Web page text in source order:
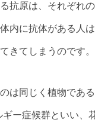
抗原は、それぞれ
内に抗体がある人
きてしまうのです。
は同じく植物であ
ー症候群といい